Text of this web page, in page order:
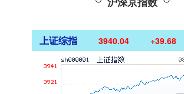
上证综指 3940.04 +39.68